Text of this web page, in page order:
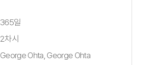
365일
2차시
George Ohta, George Ohta